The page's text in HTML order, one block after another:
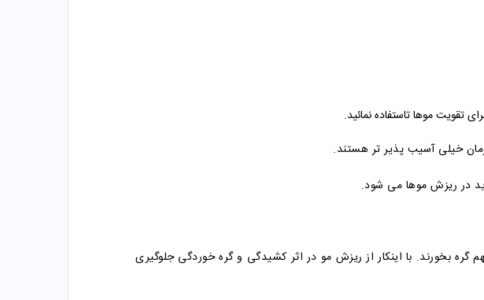
موها تاستفاده نمائید.
در ریزش موها می شود.
بخورند. با اینکار از ریزش مو در اثر کشیدگی و گره خوردگی جلوگیری